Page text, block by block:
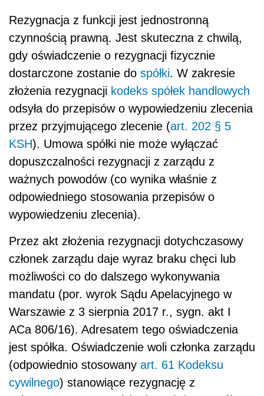
Rezygnacja z funkcji jest jednostronną
czynnością prawną. Jest skuteczna z chwilą,
gdy oświadczenie o rezygnacji fizycznie
dostarczone zostanie do spółki. W zakresie
złożenia rezygnacji kodeks spółek handlowych
odsyła do przepisów o wypowiedzeniu zlecenia
przez przyjmującego zlecenie (art. 202 § 5
KSH). Umowa spółki nie może wyłączać
dopuszczalności rezygnacji z zarządu z
ważnych powodów (co wynika właśnie z
odpowiedniego stosowania przepisów o
wypowiedzeniu zlecenia).
Przez akt złożenia rezygnacji dotychczasowy
członek zarządu daje wyraz braku chęci lub
możliwości co do dalszego wykonywania
mandatu (por. wyrok Sądu Apelacyjnego w
Warszawie z 3 sierpnia 2017 r., sygn. akt I
ACa 806/16). Adresatem tego oświadczenia
jest spółka. Oświadczenie woli członka zarządu
(odpowiednio stosowany art. 61 Kodeksu
cywilnego) stanowiące rezygnację z